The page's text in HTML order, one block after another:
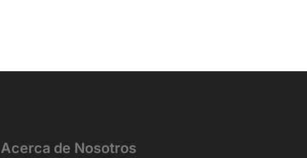
Acerca de Nosotros